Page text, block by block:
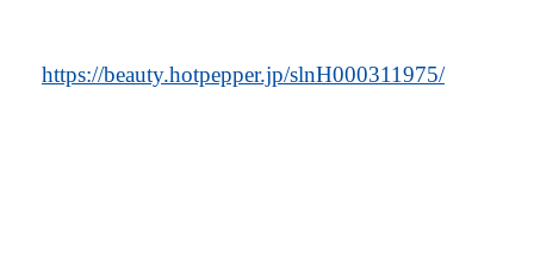
https://beauty.hotpepper.jp/slnH000311975/